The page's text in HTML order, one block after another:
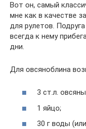
Вот он, самый
мне как в качестве
для рулетов.
всегда к нему
дни.
Для овсяноблина
3 ст.л.
1 яйцо;
30 г воды